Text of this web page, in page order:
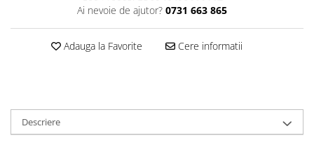
Ai nevoie de ajutor? 0731 663 865
Adauga la Favorite Cere informatii
Descriere